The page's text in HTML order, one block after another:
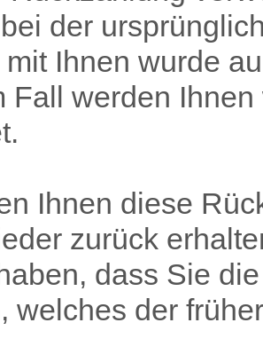
der
Ihnen wurde
Fall werden
Ihnen diese
zurück
dass Sie
welches der